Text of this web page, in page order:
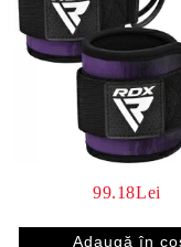
99.18Lei